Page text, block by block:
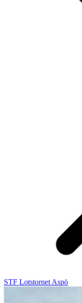
STF Lotstornet Aspö